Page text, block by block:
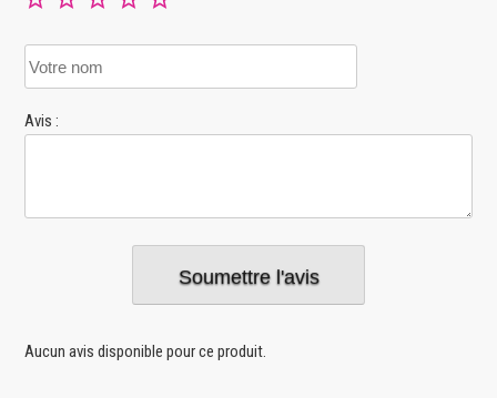
Avis :
Aucun avis disponible pour ce produit.